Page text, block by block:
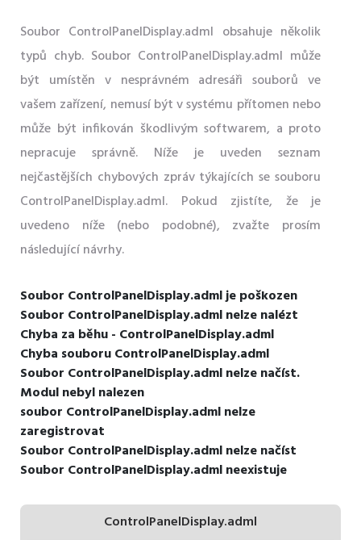
Soubor ControlPanelDisplay.adml obsahuje několik
typů chyb. Soubor ControlPanelDisplay.adml může
být umístěn v nesprávném adresáři souborů ve
vašem zařízení, nemusí být v systému přítomen nebo
může být infikován škodlivým softwarem, a proto
nepracuje správně. Níže je uveden seznam
nejčastějších chybových zpráv týkajících se souboru
ControlPanelDisplay.adml. Pokud zjistíte, že je
uvedeno níže (nebo podobné), zvažte prosím
následující návrhy.
Soubor ControlPanelDisplay.adml je poškozen
Soubor ControlPanelDisplay.adml nelze nalézt
Chyba za běhu - ControlPanelDisplay.adml
Chyba souboru ControlPanelDisplay.adml
Soubor ControlPanelDisplay.adml nelze načíst.
Modul nebyl nalezen
soubor ControlPanelDisplay.adml nelze
zaregistrovat
Soubor ControlPanelDisplay.adml nelze načíst
Soubor ControlPanelDisplay.adml neexistuje
ControlPanelDisplay.adml